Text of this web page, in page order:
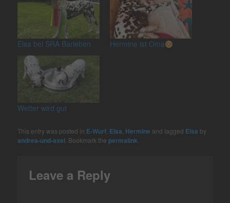
Elsa bei SRA Barleben Hermine ist Oma
Wetter wird gut
This entry was posted in E-Wurf Elsa Hermine and tagged Elsa by
andrea-und-axel . Bookmark the permalink
Leave a Reply